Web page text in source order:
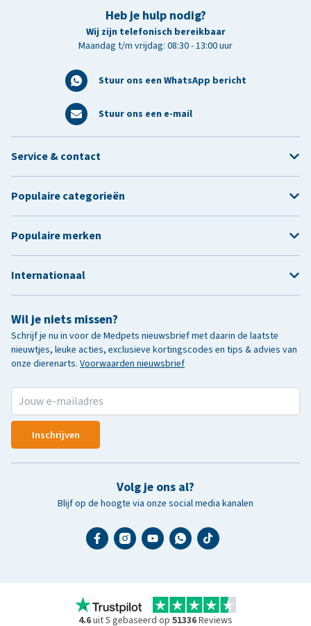
Heb je hulp nodig?
Wij zijn telefonisch bereikbaar
Maandag t/m vrijdag: 08:30 - 13:00 uur
Stuur ons een WhatsApp bericht
Stuur ons een e-mail
Wil je niets missen?
Schrijf je nu in voor de Medpets nieuwsbrief met daarin de laatste
nieuwtjes, leuke acties, exclusieve kortingscodes en tips & advies van
onze dierenarts. Voorwaarden nieuwsbrief
Inschrijven
Volg je ons al?
Blijf op de hoogte via onze social media kanalen
Service & contact
Populaire categorieën
Populaire merken
Internationaal
4.6uit 5 gebaseerd op 51336Reviews